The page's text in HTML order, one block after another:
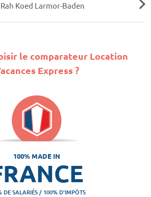
Koed Larmor-Baden
le comparateur Location
Express ?
100% MADE IN
DE SALARIÉS / 100% D'IMPÔTS